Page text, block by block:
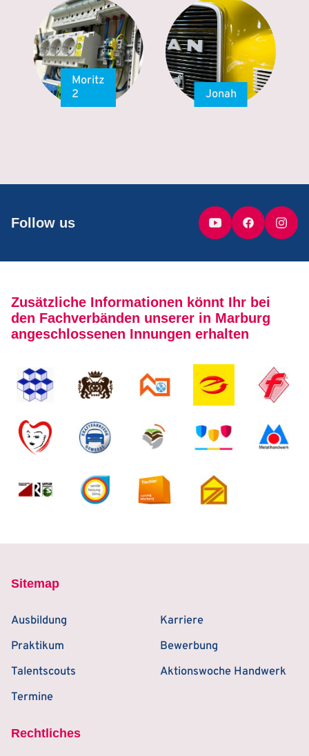
Moritz
2
Jonah
Follow us
Zusätzliche Informationen könnt Ihr bei
den Fachverbänden unserer in Marburg
angeschlossenen Innungen erhalten
Sitemap
Ausbildung
Karriere
Praktikum
Bewerbung
Talentscouts
Aktionswoche Handwerk
Termine
Rechtliches